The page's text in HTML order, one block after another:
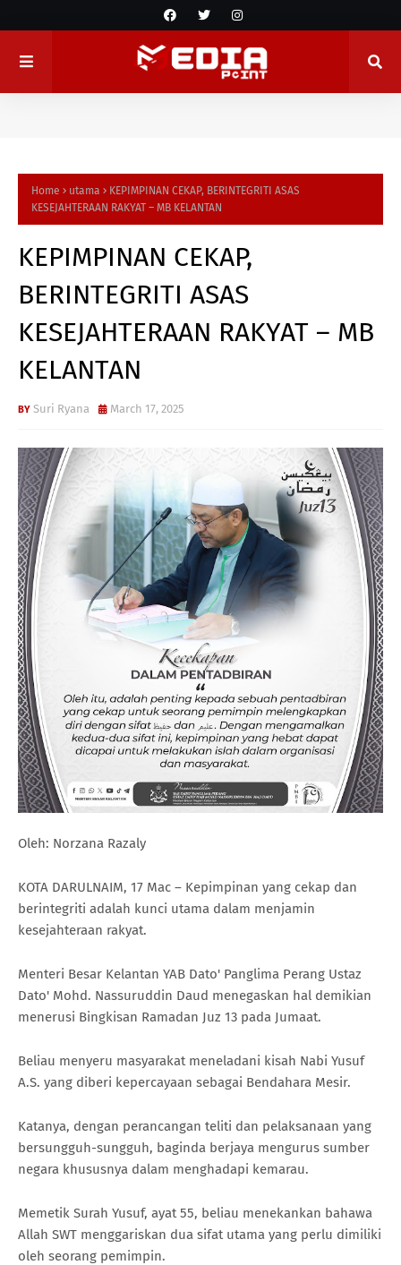
Home utama
KEPIMPINAN CEKAP, BERINTEGRITI ASAS
KESEJAHTERAAN RAKYAT – MB KELANTAN
KEPIMPINAN CEKAP,
BERINTEGRITI ASAS
KESEJAHTERAAN RAKYAT – MB
KELANTAN
Suri Ryana March 17, 2025
Oleh: Norzana Razaly
KOTA DARULNAIM, 17 Mac – Kepimpinan yang cekap dan
berintegriti adalah kunci utama dalam menjamin
kesejahteraan rakyat.
Menteri Besar Kelantan YAB Dato' Panglima Perang Ustaz
Dato' Mohd. Nassuruddin Daud menegaskan hal demikian
menerusi Bingkisan Ramadan Juz 13 pada Jumaat.
Beliau menyeru masyarakat meneladani kisah Nabi Yusuf
A.S. yang diberi kepercayaan sebagai Bendahara Mesir.
Katanya, dengan perancangan teliti dan pelaksanaan yang
bersungguh-sungguh, baginda berjaya mengurus sumber
negara khususnya dalam menghadapi kemarau.
Memetik Surah Yusuf, ayat 55, beliau menekankan bahawa
Allah SWT menggariskan dua sifat utama yang perlu dimiliki
oleh seorang pemimpin.